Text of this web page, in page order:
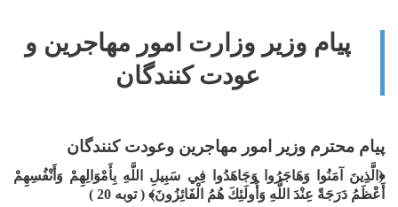
پیام وزیر وزارت امور مهاجرین و
عودت کنندگان
پیام محترم وزیر امور مهاجرین وعودت کنندگان
﴿ الَّذِينَ آمَنُوا وَهَاجَرُوا وَجَاهَدُوا فِي سَبِيلِ اللَّهِ بِأَمْوَالِهِمْ وَأَنْفُسِهِمْ
أَعْظَمُ دَرَجَةً عِنْدَ اللَّهِ وَأُولَئِكَ هُمُ الْفَائِزُونَ﴾ ( توبه 20 )